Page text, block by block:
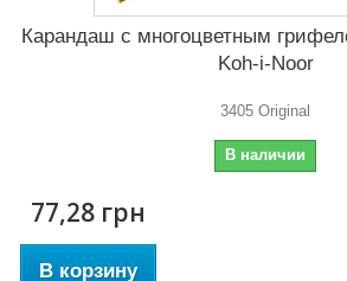
Карандаш с многоцветным
Koh-i-Noor
3405 Original
В наличии
77,28 грн
В корзину